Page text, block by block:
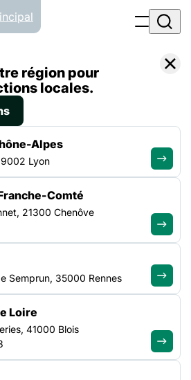
cookies
Liste des actualités Restitution de la journée régionale : Santé Mentale des personnes en situation de précarité
la journée
Mentale des
situation de
de 100 professionnel.le.s des
social et sanitaire se sont réuni.e.s à
d’hébergement de la Fondation de
d’une journée régionale
des acteurs de la solidarité Ile-de-
« Santé Mentale et Précarité ».
région pour
locales.
Alpes
Lyon
Comté
21300 Chenôve
Semprun, 35000 Rennes
Loire
41000 Blois